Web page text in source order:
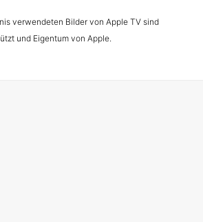
verwendeten Bilder von Apple TV sind
und Eigentum von Apple.